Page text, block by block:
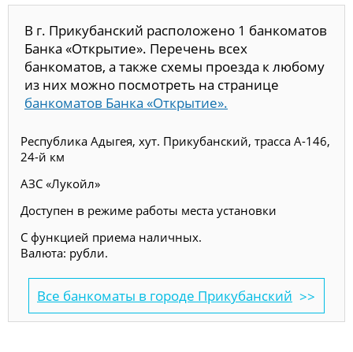
В г. Прикубанский расположено 1 банкоматов
Банка «Открытие». Перечень всех
банкоматов, а также схемы проезда к любому
из них можно посмотреть на странице
банкоматов Банка «Открытие».
Республика Адыгея, хут. Прикубанский, трасса А-146,
24-й км
АЗС «Лукойл»
Доступен в режиме работы места установки
С функцией приема наличных.
Валюта: рубли.
Все банкоматы в городе Прикубанский